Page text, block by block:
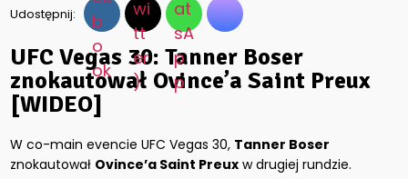
Udostępnij:
UFC Vegas 30: Tanner Boser
znokautował Ovince’a Saint Preux
[WIDEO]
W co-main evencie UFC Vegas 30, Tanner Boser
znokautował Ovince’a Saint Preux w drugiej rundzie.